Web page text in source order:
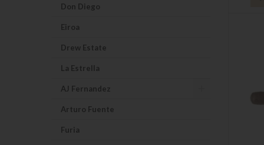
Don Diego
Eiroa
Drew Estate
La Estrella
AJ Fernandez
Arturo Fuente
Furia